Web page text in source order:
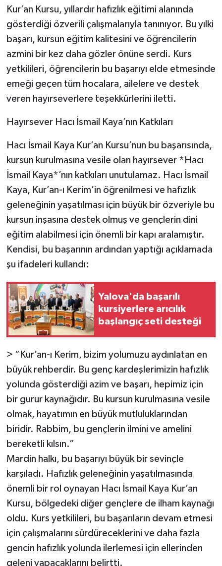
Kur’an Kursu, yıllardır hafızlık eğitimi alanında
gösterdiği özverili çalışmalarıyla tanınıyor. Bu yılki
başarı, kursun eğitim kalitesini ve öğrencilerin
azmini bir kez daha gözler önüne serdi. Kurs
yetkilileri, öğrencilerin bu başarıyı elde etmesinde
emeği geçen tüm hocalara, ailelere ve destek
veren hayırseverlere teşekkürlerini iletti.
Hayırsever Hacı İsmail Kaya’nın Katkıları
Hacı İsmail Kaya Kur’an Kursu’nun bu başarısında,
kursun kurulmasına vesile olan hayırsever *Hacı
İsmail Kaya*’nın katkıları unutulamaz. Hacı İsmail
Kaya, Kur’an-ı Kerim’in öğrenilmesi ve hafızlık
geleneğinin yaşatılması için büyük bir özveriyle bu
kursun inşasına destek olmuş ve gençlerin dini
eğitim alabilmesi için önemli bir kapı aralamıştır.
Kendisi, bu başarının ardından yaptığı açıklamada
şu ifadeleri kullandı:
Yalova'da başarılı
kursiyerlere arıcılık
başlangıç seti desteği
> “Kur’an-ı Kerim, bizim yolumuzu aydınlatan en
büyük rehberdir. Bu genç kardeşlerimizin hafızlık
yolunda gösterdiği azim ve başarı, hepimiz için
bir gurur kaynağıdır. Bu kursun kurulmasına vesile
olmak, hayatımın en büyük mutluluklarından
biridir. Rabbim, bu gençlerin ilmini ve amelini
bereketli kılsın.”
Mardin halkı, bu başarıyı büyük bir sevinçle
karşıladı. Hafızlık geleneğinin yaşatılmasında
önemli bir rol oynayan Hacı İsmail Kaya Kur’an
Kursu, bölgedeki diğer gençlere de ilham kaynağı
oldu. Kurs yetkilileri, bu başarıların devam etmesi
için çalışmalarını sürdüreceklerini ve daha fazla
gencin hafızlık yolunda ilerlemesi için ellerinden
geleni yapacaklarını belirtti.